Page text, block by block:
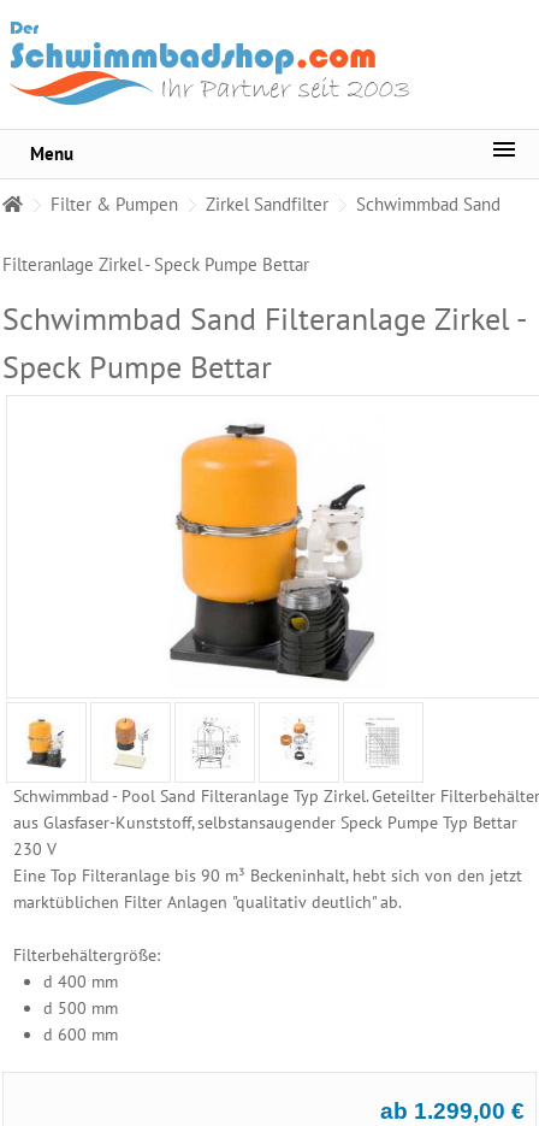
Filter & Pumpen Zirkel Sandfilter Schwimmbad Sand
Filteranlage Zirkel - Speck Pumpe Bettar
Schwimmbad Sand Filteranlage Zirkel -
Speck Pumpe Bettar
Schwimmbad - Pool Sand Filteranlage Typ Zirkel. Geteilter Filterbehälter
aus Glasfaser-Kunststoff, selbstansaugender Speck Pumpe Typ Bettar
230 V
Eine Top Filteranlage bis 90 m³ Beckeninhalt, hebt sich von den jetzt
marktüblichen Filter Anlagen "qualitativ deutlich" ab.
Filterbehältergröße:
d 400 mm
d 500 mm
d 600 mm
ab 1.299,00 €
Sortiment
Pflege
Wasser
Schwimmbecken
Folien
Ersatzhüllen
Becken
Randsteine
Becken
Becken
Abdeckung
Edelstahl
Menu